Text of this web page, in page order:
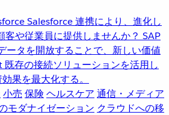
Salesforce 連携により、進化し
客や従業員に提供しませんか？ SAP
ータを開放することで、新しい価値
既存の接続ソリューションを活用し
果を最大化する。
小売 保険 ヘルスケア 通信・メディア
モダナイゼーション クラウドへの移